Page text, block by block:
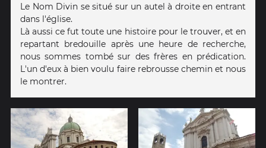
Le Nom Divin se situé sur un autel à droite en entrant
dans l'église.
Là aussi ce fut toute une histoire pour le trouver, et en
repartant bredouille après une heure de recherche,
nous sommes tombé sur des frères en prédication.
L'un d'eux à bien voulu faire rebrousse chemin et nous
le montrer.